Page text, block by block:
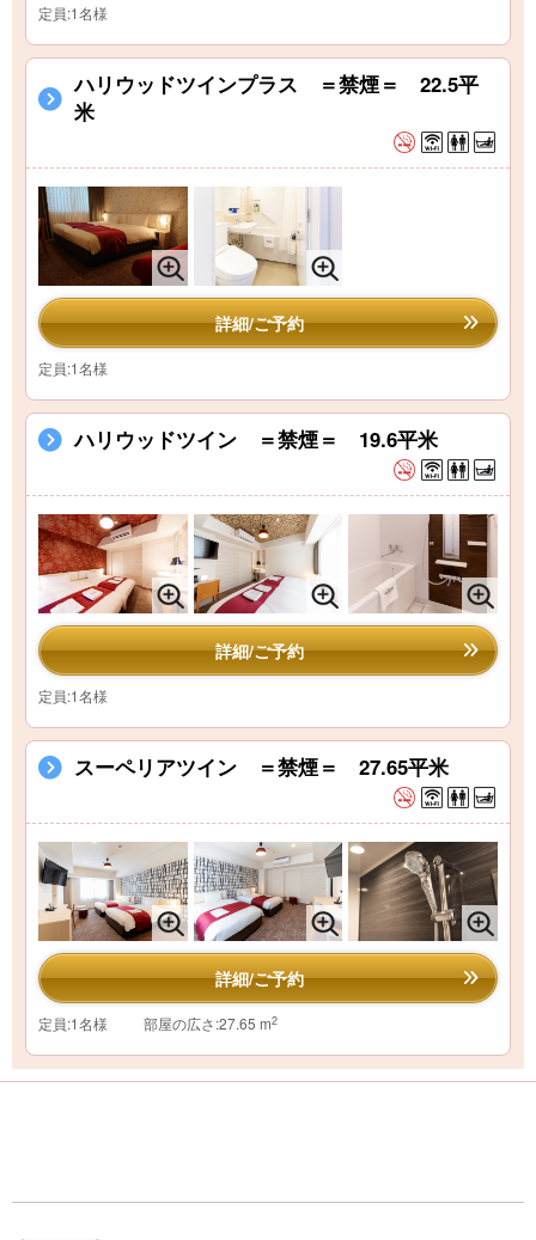
定員:1名様
ハリウッドツインプラス ＝禁煙＝ 22.5平
米
詳細/ご予約
定員:1名様
ハリウッドツイン ＝禁煙＝ 19.6平米
詳細/ご予約
定員:1名様
スーペリアツイン ＝禁煙＝ 27.65平米
詳細/ご予約
定員:1名様 部屋の広さ:27.65 m2